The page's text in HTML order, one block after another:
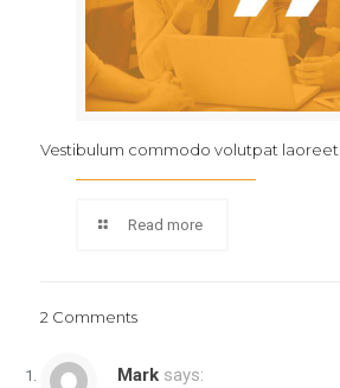
Vestibulum commodo volutpat laoreet
Read more
2 Comments
Mark says: